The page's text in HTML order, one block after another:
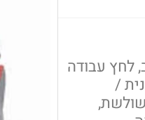
לסיבוב, לחץ עבודה
/